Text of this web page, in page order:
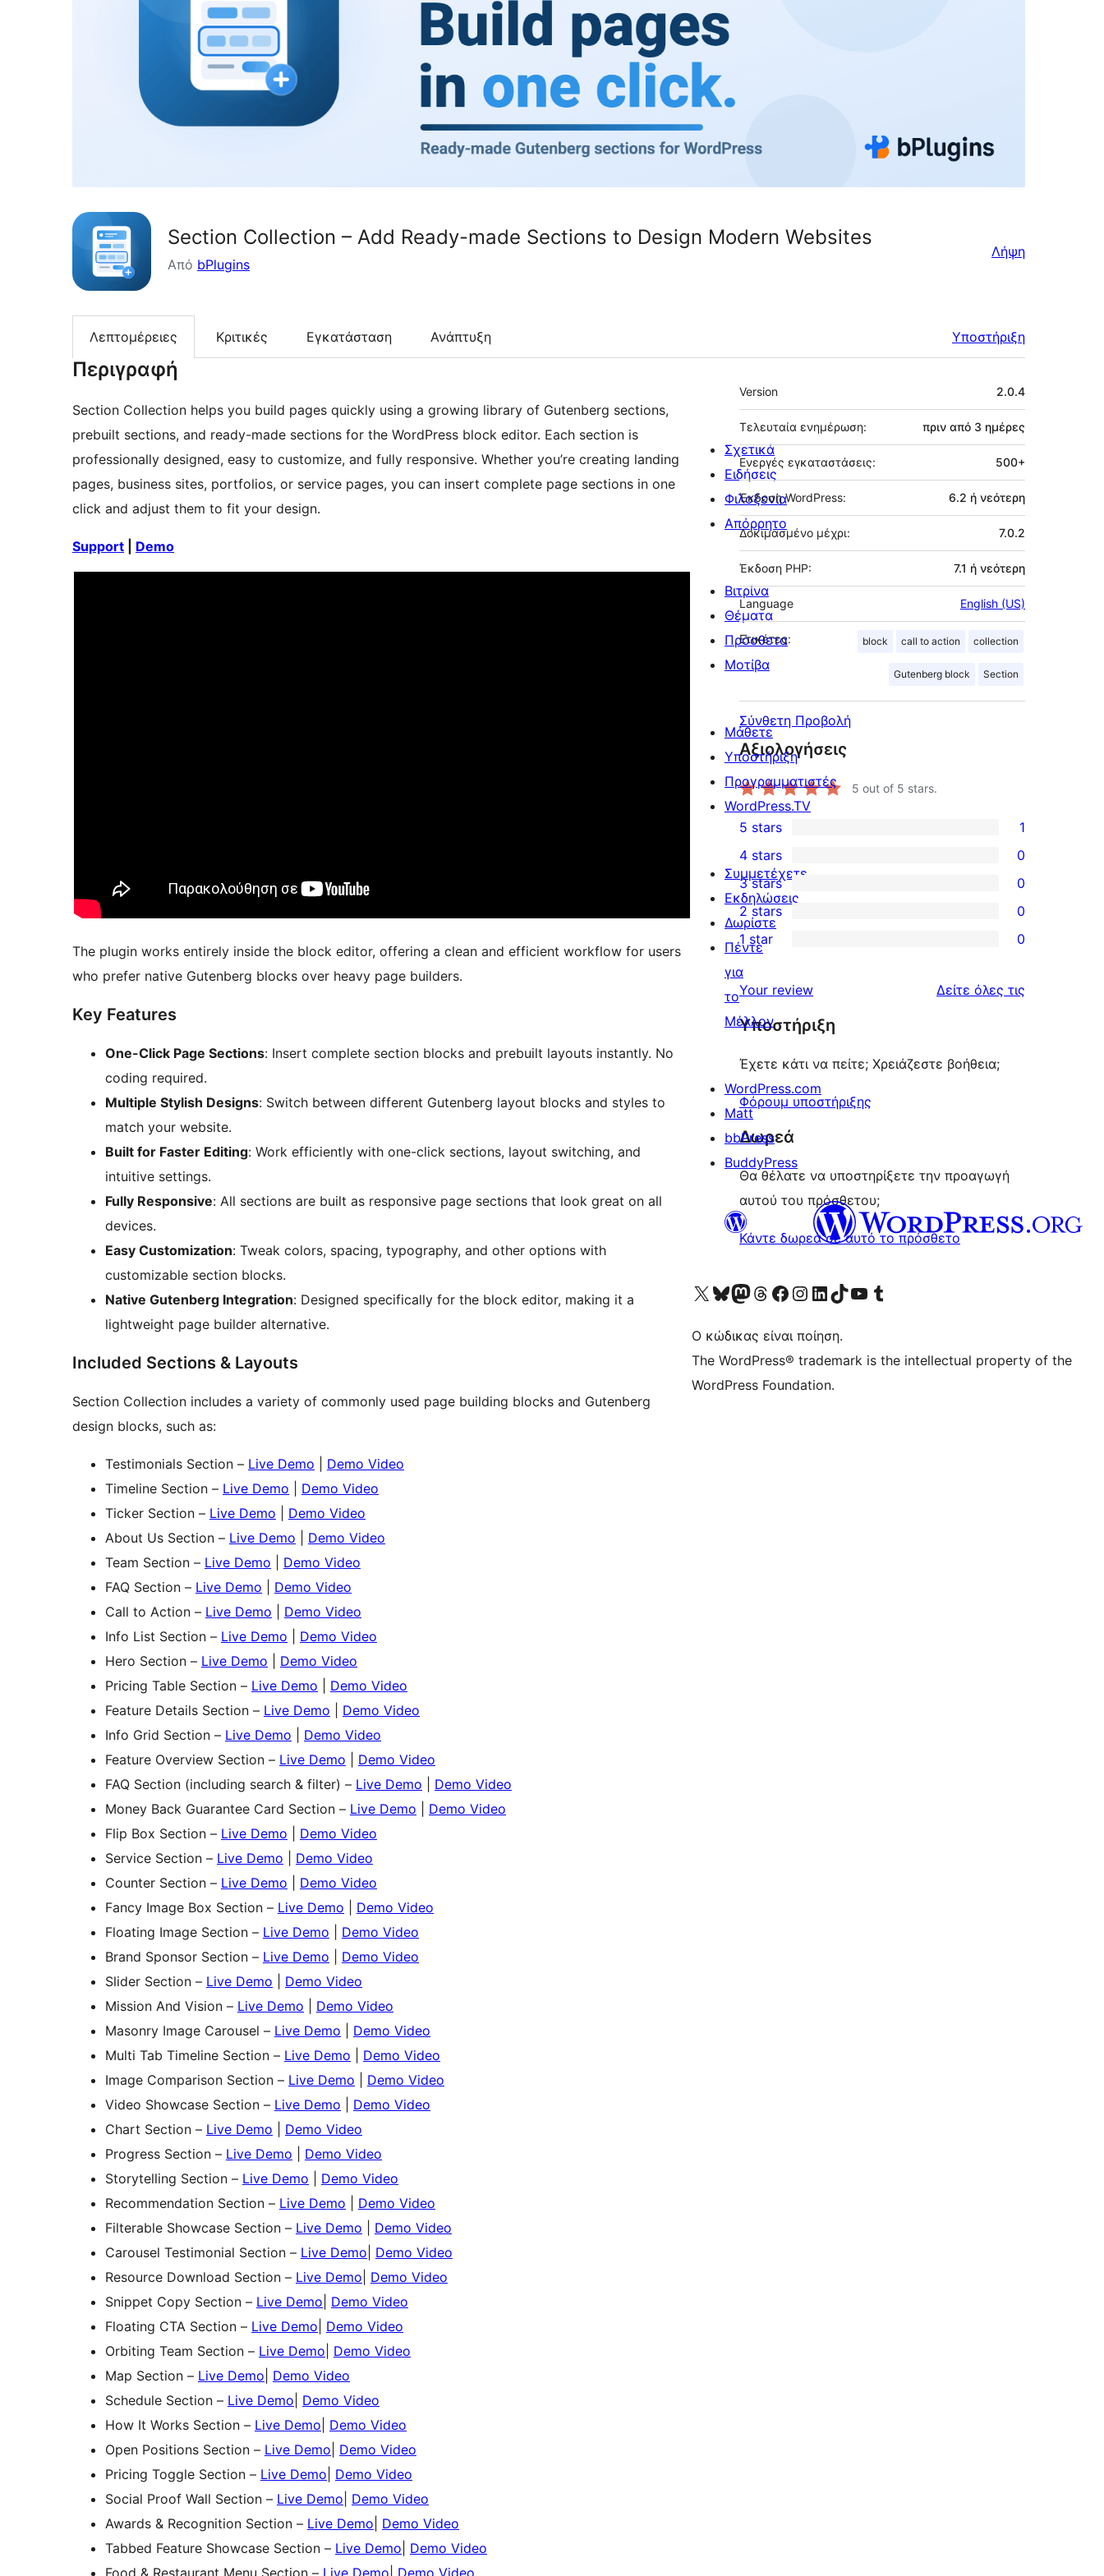
Section Collection – Add Ready-made Sections to Design Modern Websites
Από bPlugins
Λήψη
Λεπτομέρειες Κριτικές Εγκατάσταση Ανάπτυξη Υποστήριξη
Περιγραφή
Section Collection helps you build pages quickly using a growing library of Gutenberg sections,
prebuilt sections, and ready-made sections for the WordPress block editor. Each section is
professionally designed, easy to customize, and fully responsive. Whether you’re creating landing
pages, business sites, portfolios, or service pages, you can insert complete page sections in one
click and adjust them to fit your design.
Support Demo
The plugin works entirely inside the block editor, offering a clean and efficient workflow for users
who prefer native Gutenberg blocks over heavy page builders.
Key Features
One-Click Page Sections: Insert complete section blocks and prebuilt layouts instantly. No
coding required.
Multiple Stylish Designs: Switch between different Gutenberg layout blocks and styles to
match your website.
Built for Faster Editing: Work efficiently with one-click sections, layout switching, and
intuitive settings.
Fully Responsive: All sections are built as responsive page sections that look great on all
devices.
Easy Customization: Tweak colors, spacing, typography, and other options with
customizable section blocks.
Native Gutenberg Integration: Designed specifically for the block editor, making it a
lightweight page builder alternative.
Included Sections & Layouts
Section Collection includes a variety of commonly used page building blocks and Gutenberg
design blocks, such as:
Testimonials Section – Live Demo
Demo Video
Timeline Section – Live Demo
Demo Video
Ticker Section – Live Demo
Demo Video
About Us Section – Live Demo
Demo Video
Team Section – Live Demo
Demo Video
FAQ Section – Live Demo
Demo Video
Call to Action – Live Demo
Demo Video
Info List Section – Live Demo
Demo Video
Hero Section – Live Demo
Demo Video
Pricing Table Section – Live Demo
Demo Video
Feature Details Section – Live Demo
Demo Video
Info Grid Section – Live Demo
Demo Video
Feature Overview Section – Live Demo
Demo Video
FAQ Section (including search & filter) – Live Demo
Demo Video
Money Back Guarantee Card Section – Live Demo
Demo Video
Flip Box Section – Live Demo
Demo Video
Service Section – Live Demo
Demo Video
Counter Section – Live Demo
Demo Video
Fancy Image Box Section – Live Demo
Demo Video
Floating Image Section – Live Demo
Demo Video
Brand Sponsor Section – Live Demo
Demo Video
Slider Section – Live Demo
Demo Video
Mission And Vision – Live Demo
Demo Video
Masonry Image Carousel – Live Demo
Demo Video
Multi Tab Timeline Section – Live Demo
Demo Video
Image Comparison Section – Live Demo
Demo Video
Video Showcase Section – Live Demo
Demo Video
Chart Section – Live Demo
Demo Video
Progress Section – Live Demo
Demo Video
Storytelling Section – Live Demo
Demo Video
Recommendation Section – Live Demo
Demo Video
Filterable Showcase Section – Live Demo
Demo Video
Carousel Testimonial Section – Live Demo Demo Video
Resource Download Section – Live Demo Demo Video
Snippet Copy Section – Live Demo Demo Video
Floating CTA Section – Live Demo Demo Video
Orbiting Team Section – Live Demo Demo Video
Map Section – Live Demo Demo Video
Schedule Section – Live Demo Demo Video
How It Works Section – Live Demo Demo Video
Open Positions Section – Live Demo Demo Video
Pricing Toggle Section – Live Demo Demo Video
Social Proof Wall Section – Live Demo Demo Video
Awards & Recognition Section – Live Demo Demo Video
Tabbed Feature Showcase Section – Live Demo Demo Video
Μεταστοιχεία
Version 2.0.4
Τελευταία ενημέρωση: πριν από 3 ημέρες
Ενεργές εγκαταστάσεις: 500+
Έκδοση WordPress: 6.2 ή νεότερη
Δοκιμασμένο μέχρι: 7.0.2
Έκδοση PHP: 7.1 ή νεότερη
Language English (US)
Ετικέτες: block call to action collection
Gutenberg block Section
Σύνθετη Προβολή
Αξιολογήσεις
5 out of 5 stars.
1
5-
star
review
5 stars 1
4-
star
reviews
4 stars 0
0
3-
star
reviews
3 stars 0
0
2-
star
reviews
2 stars 0
0
1-
star
reviews
1 star 0
Your review Δείτε όλες τις
Υποστήριξη
Έχετε κάτι να πείτε; Χρειάζεστε βοήθεια;
Φόρουμ υποστήριξης
Δωρεά
Θα θέλατε να υποστηρίξετε την προαγωγή
αυτού του πρόσθετου;
Κάντε δωρεά σε αυτό το πρόσθετο
Σχετικά
Ειδήσεις
Φιλοξενία
Απόρρητο
Βιτρίνα
Θέματα
Πρόσθετα
Μοτίβα
Μάθετε
Υποστήριξη
Προγραμματιστές
WordPress.TV
Συμμετέχετε
Εκδηλώσεις
Δωρίστε
Πέντε
για
το
Μέλλον
WordPress.com
Matt
bbPress
BuddyPress
Visit our X (formerly Twitter) account
Visit our Bluesky account
Επισκεφθείτε τον λογαριασμό μας στο Mastodon
Visit our Threads account
Επισκεφτείτε τη σελίδα μας στο Facebook
Επισκεφθείτε τον λογαριασμό μας Instagram
Επισκεφθείτε τον λογαριασμό μας LinkedIn
Visit our TikTok account
Visit our YouTube channel
Visit our Tumblr account
Ο κώδικας είναι ποίηση.
The WordPress® trademark is the intellectual property of the
WordPress Foundation.